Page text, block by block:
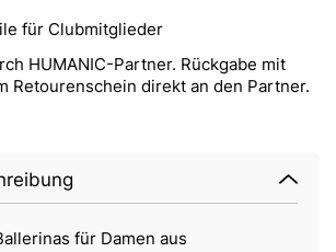
für Clubmitglieder
HUMANIC-Partner. Rückgabe mit
Retourenschein direkt an den Partner.
für Damen aus